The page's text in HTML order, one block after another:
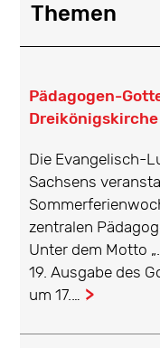
Themen
Pädagogen-
Dreikönigskirche
Die Evangelisch-
Sachsens
zentralen
Unter dem Motto
19. Ausgabe des
um 17.… ...